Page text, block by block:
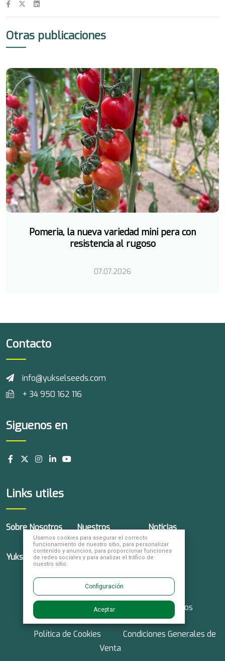
Otras publicaciones
Pomeria, la nueva variedad mini pera con
resistencia al rugoso
07.07.2026
Contacto
info@yukselseeds.com
+ 34 950 162 116
Siguenos en
Links utiles
Sobre Nosotros
Nuestros
Productos
Noticias
Yuksel Global
Trabaja con
Contacto
© 2026 Yuksel Seeds. Derechos reservados
Política de Cookies
Condiciones Generales de
Venta
Usamos cookies para asegurar el correcto
funcionamiento de nuestro sitio, para personalizar
contenido y anuncios, para proporcionar funciones
de redes sociales y para analizar el tráfico de
nuestro sitio.
Configuración
Aceptar